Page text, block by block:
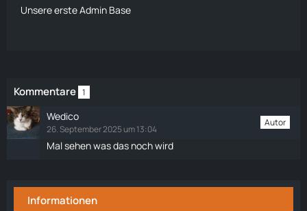
Unsere erste Admin Base
Kommentare 1
Wedico
26. September 2025 um 13:04
Autor
Mal sehen was das noch wird
Informationen